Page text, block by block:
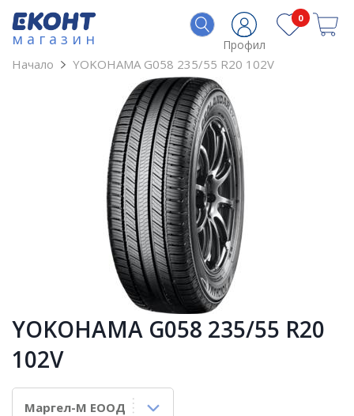
магазин Профил
0
Начало YOKOHAMA G058 235/55 R20 102V
YOKOHAMA G058 235/55 R20
102V